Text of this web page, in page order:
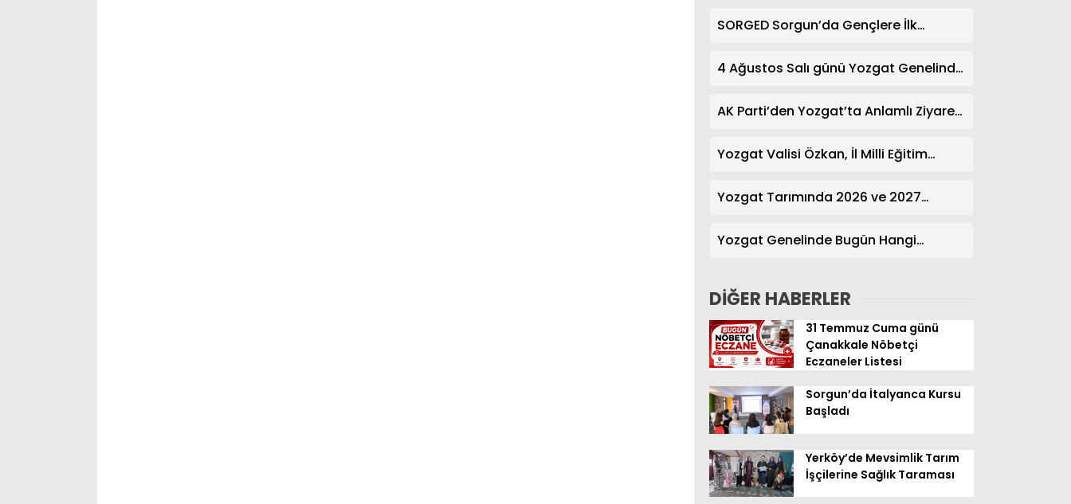
SORGED Sorgun’da Gençlere İlk
4 Ağustos Salı günü Yozgat Genelinde
AK Parti’den Yozgat’ta Anlamlı Ziyaret!
Üyeleriyle Buluştu
Yozgat Valisi Özkan, İl Milli Eğitim
Yozgat Tarımında 2026 ve 2027
Yozgat Genelinde Bugün Hangi
DİĞER HABERLER
31 Temmuz Cuma günü
Çanakkale Nöbetçi
Eczaneler Listesi
Sorgun’da İtalyanca Kursu
Başladı
Yerköy’de Mevsimlik Tarım
İşçilerine Sağlık Taraması